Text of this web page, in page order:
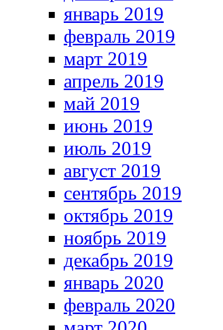
январь 2019
февраль 2019
март 2019
апрель 2019
май 2019
июнь 2019
июль 2019
август 2019
сентябрь 2019
октябрь 2019
ноябрь 2019
декабрь 2019
январь 2020
февраль 2020